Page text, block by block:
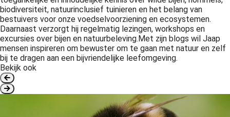
biodiversiteit, natuurinclusief tuinieren en het belang van
bestuivers voor onze voedselvoorziening en ecosystemen.
Daarnaast verzorgt hij regelmatig lezingen, workshops en
excursies over bijen en natuurbeleving.Met zijn blogs wil Jaap
mensen inspireren om bewuster om te gaan met natuur en zelf
bij te dragen aan een bijvriendelijke leefomgeving.
Bekijk ook